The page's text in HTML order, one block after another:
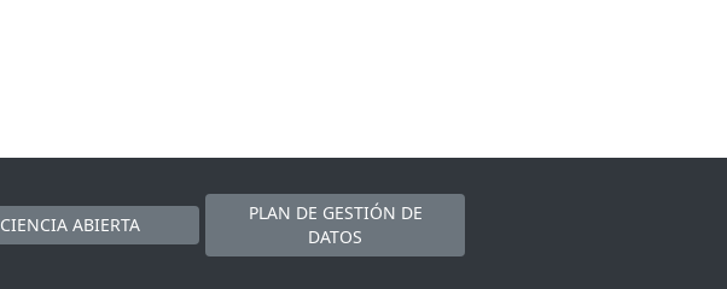
CIENCIA ABIERTA
PLAN DE GESTIÓN DE
DATOS